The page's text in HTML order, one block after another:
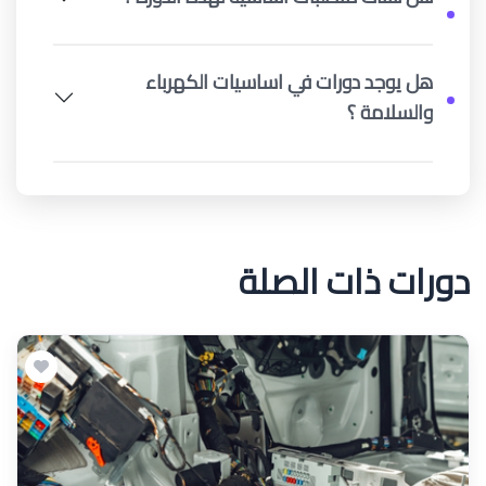
هل يوجد دورات في اساسيات الكهرباء
والسلامة ؟
دورات ذات الصلة